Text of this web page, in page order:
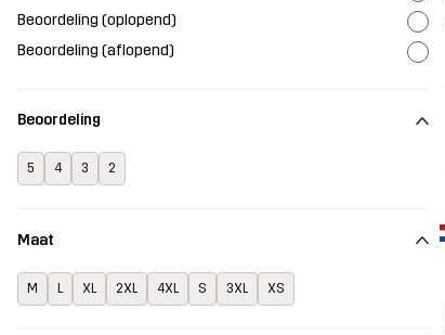
Beoordeling (oplopend)
Beoordeling (aflopend)
Beoordeling
5 4 3 2
Maat
M L XL 2XL 4XL S 3XL XS